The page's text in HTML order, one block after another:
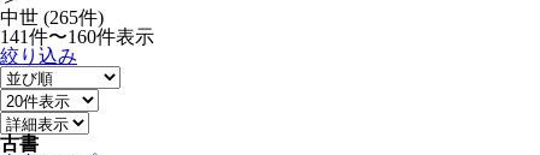
中世 (265件)
141件〜160件表示
絞り込み
古書